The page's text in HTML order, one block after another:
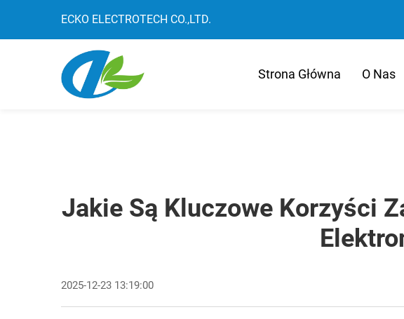
ECKO ELECTROTECH CO.,LTD.
Strona Główna O Nas
Jakie Są Kluczowe Korzyści
2025-12-23 13:19:00